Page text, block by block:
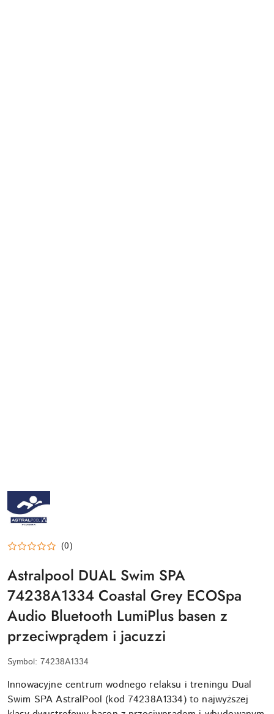
ASTRALPOOL-
LOGO_200X200
(0)
Astralpool DUAL Swim SPA
74238A1334 Coastal Grey ECOSpa
Audio Bluetooth LumiPlus basen z
przeciwprądem i jacuzzi
Symbol: 74238A1334
Innowacyjne centrum wodnego relaksu i treningu Dual
Swim SPA AstralPool (kod 74238A1334) to najwyższej